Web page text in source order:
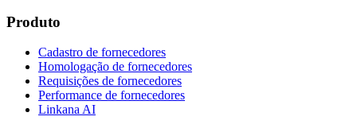
Produto
Cadastro de fornecedores
Homologação de fornecedores
Requisições de fornecedores
Performance de fornecedores
Linkana AI